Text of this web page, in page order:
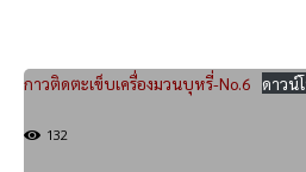
กาวติดตะเข็บเครื่องมวนบุหรี่-No.6 ดาวน์
132